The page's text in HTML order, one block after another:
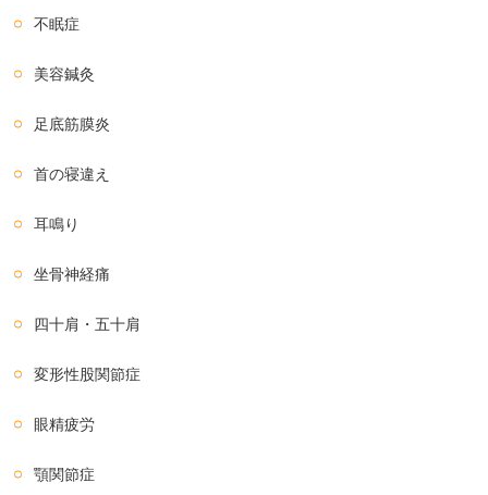
不眠症
美容鍼灸
足底筋膜炎
首の寝違え
耳鳴り
坐骨神経痛
四十肩・五十肩
変形性股関節症
眼精疲労
顎関節症